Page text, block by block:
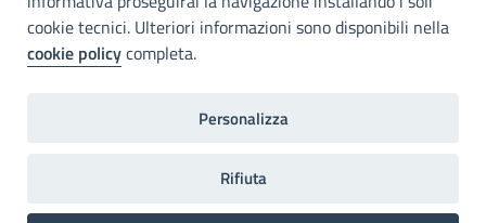
Accessibilità
Città Metropolitana di Palermo si impegna a rendere il proprio sito
web accessibile, conformemente al D.lgs. 10 agosto 2018, n°106
cookie tecnici. Ulteriori informazioni sono disponibili nella
cookie policycompleta.
Personalizza
Rifiuta